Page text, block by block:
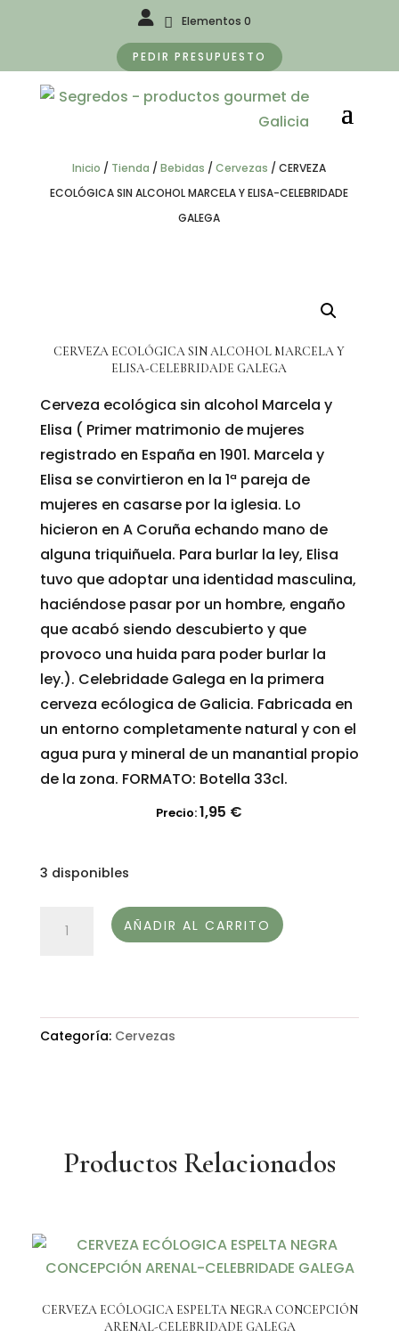
Elementos 0
PEDIR PRESUPUESTO
Inicio / Tienda /Bebidas /Cervezas /CERVEZA
ECOLÓGICA SIN ALCOHOL MARCELA Y ELISA-CELEBRIDADE
GALEGA
CERVEZA ECOLÓGICA SIN ALCOHOL MARCELA Y
ELISA-CELEBRIDADE GALEGA
Cerveza ecológica sin alcohol Marcela y
Elisa ( Primer matrimonio de mujeres
registrado en España en 1901. Marcela y
Elisa se convirtieron en la 1ª pareja de
mujeres en casarse por la iglesia. Lo
hicieron en A Coruña echando mano de
alguna triquiñuela. Para burlar la ley, Elisa
tuvo que adoptar una identidad masculina,
haciéndose pasar por un hombre, engaño
que acabó siendo descubierto y que
provoco una huida para poder burlar la
ley.). Celebridade Galega en la primera
cerveza ecólogica de Galicia. Fabricada en
un entorno completamente natural y con el
agua pura y mineral de un manantial propio
de la zona. FORMATO: Botella 33cl.
Precio:1,95 €
3 disponibles
ECOLÓGICA
MARCELA
Y
AÑADIR AL CARRITO
Categoría: Cervezas
Productos Relacionados
CERVEZA ECÓLOGICA ESPELTA NEGRA CONCEPCIÓN
ARENAL-CELEBRIDADE GALEGA